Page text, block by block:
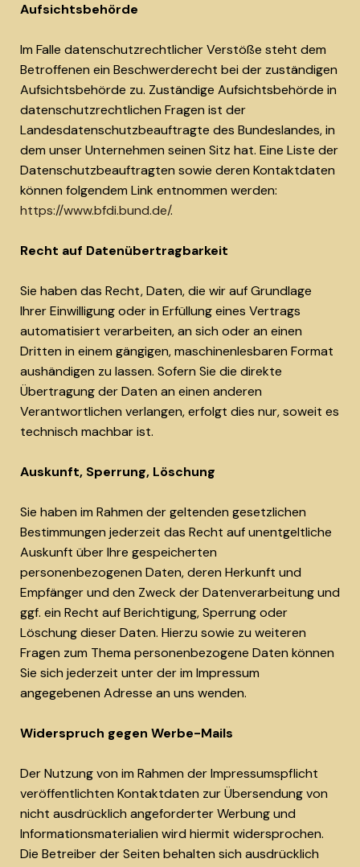
Aufsichtsbehörde
Im Falle datenschutzrechtlicher Verstöße steht dem
Betroffenen ein Beschwerderecht bei der zuständigen
Aufsichtsbehörde zu. Zuständige Aufsichtsbehörde in
datenschutzrechtlichen Fragen ist der
Landesdatenschutzbeauftragte des Bundeslandes, in
dem unser Unternehmen seinen Sitz hat. Eine Liste der
Datenschutzbeauftragten sowie deren Kontaktdaten
können folgendem Link entnommen werden:
https://www.bfdi.bund.de/.
Recht auf Datenübertragbarkeit
Sie haben das Recht, Daten, die wir auf Grundlage
Ihrer Einwilligung oder in Erfüllung eines Vertrags
automatisiert verarbeiten, an sich oder an einen
Dritten in einem gängigen, maschinenlesbaren Format
aushändigen zu lassen. Sofern Sie die direkte
Übertragung der Daten an einen anderen
Verantwortlichen verlangen, erfolgt dies nur, soweit es
technisch machbar ist.
Auskunft, Sperrung, Löschung
Sie haben im Rahmen der geltenden gesetzlichen
Bestimmungen jederzeit das Recht auf unentgeltliche
Auskunft über Ihre gespeicherten
personenbezogenen Daten, deren Herkunft und
Empfänger und den Zweck der Datenverarbeitung und
ggf. ein Recht auf Berichtigung, Sperrung oder
Löschung dieser Daten. Hierzu sowie zu weiteren
Fragen zum Thema personenbezogene Daten können
Sie sich jederzeit unter der im Impressum
angegebenen Adresse an uns wenden.
Widerspruch gegen Werbe-Mails
Der Nutzung von im Rahmen der Impressumspflicht
veröffentlichten Kontaktdaten zur Übersendung von
nicht ausdrücklich angeforderter Werbung und
Informationsmaterialien wird hiermit widersprochen.
Die Betreiber der Seiten behalten sich ausdrücklich